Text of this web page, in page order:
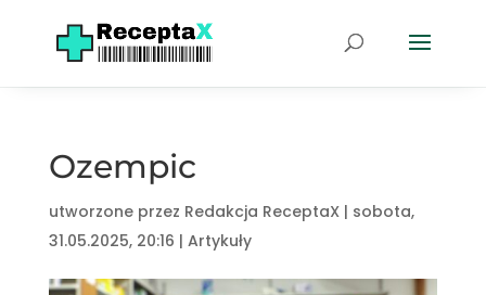
Ozempic
utworzone przez Redakcja ReceptaX| sobota,
31.05.2025, 20:16 | Artykuły